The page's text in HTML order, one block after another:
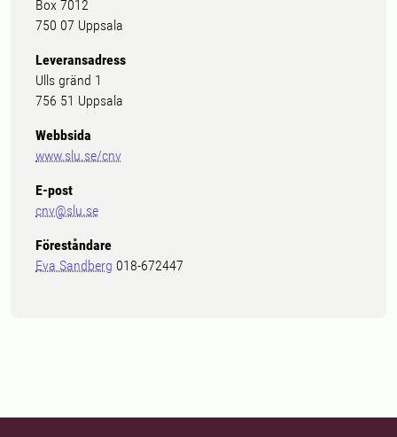
Box 7012
750 07 Uppsala
Leveransadress
Ulls gränd 1
756 51 Uppsala
Webbsida
www.slu.se/cnv
E-post
cnv@slu.se
Föreståndare
Eva Sandberg 018-672447